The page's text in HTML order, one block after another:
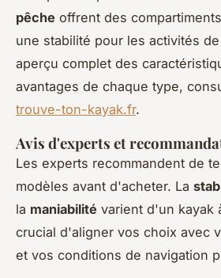
pêche offrent des
une stabilité pour les activités
aperçu complet des
avantages de chaque type,
trouve-ton-kayak.fr.
Avis d'experts et
Les experts recommandent de
modèles avant d'acheter. La
la maniabilité varient d'un kayak
crucial d'aligner vos choix avec
et vos conditions de navigation